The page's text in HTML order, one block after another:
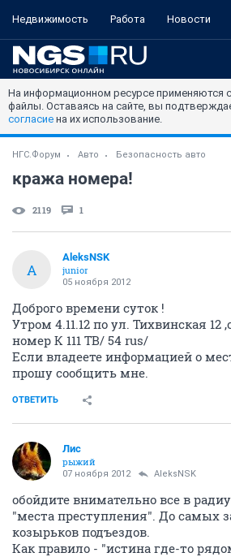
Недвижимость Работа Новости
На информационном ресурсе применяются
файлы. Оставаясь на сайте, вы
согласие на их использование.
НГС.Форум Авто Безопасность авто
кража номера!
2119 1
A
AleksNSK
junior
05 ноября 2012
Доброго времени суток !
Утром 4.11.12 по ул. Тихвинская 12
номер К 111 ТВ/ 54 rus/
Если владеете информацией о
прошу сообщить мне.
ОТВЕТИТЬ
Лис
рыжий
07 ноября 2012 AleksNSK
обойдите внимательно все в
"места преступления". До самых
козырьков подъездов.
Как правило - "истина где-то